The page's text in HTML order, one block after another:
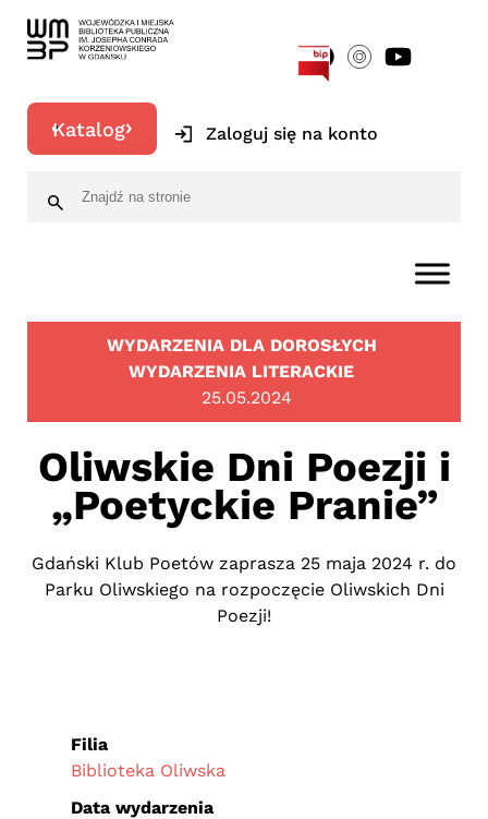
Katalog Zaloguj się na konto
WYDARZENIA DLA DOROSŁYCH
WYDARZENIA LITERACKIE
25.05.2024
Oliwskie Dni Poezji i
„Poetyckie Pranie”
Gdański Klub Poetów zaprasza 25 maja 2024 r. do
Parku Oliwskiego na rozpoczęcie Oliwskich Dni
Poezji!
Filia
Biblioteka Oliwska
Data wydarzenia